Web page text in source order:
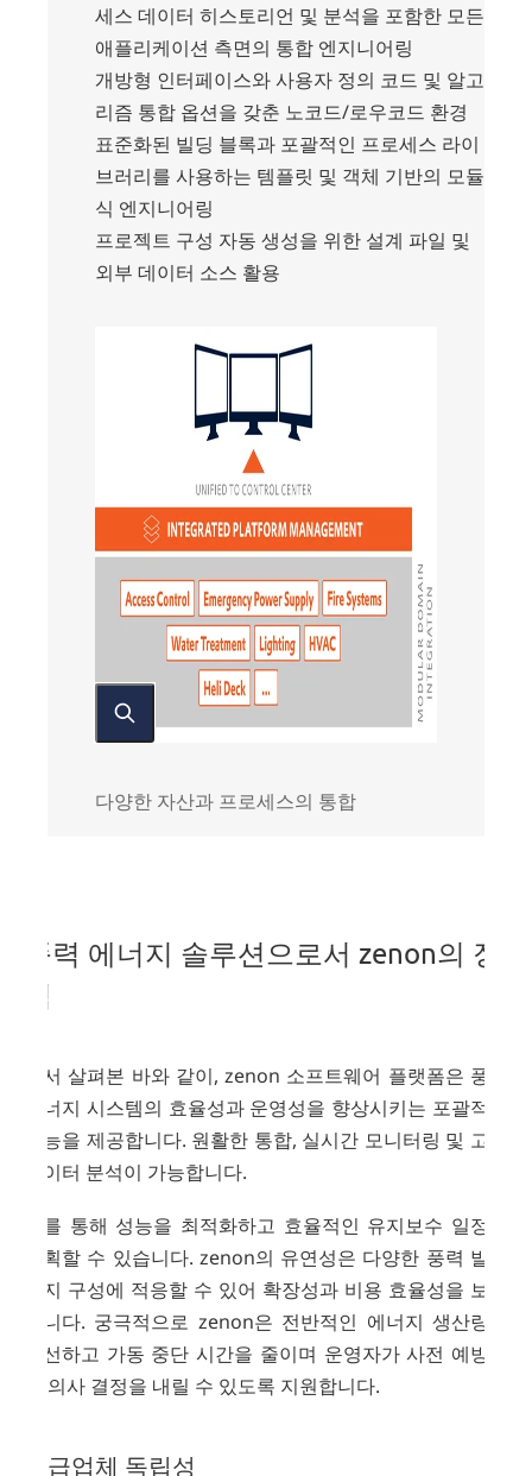
세스 데이터 히스토리언 및 분석을 포함한 모든
애플리케이션 측면의 통합 엔지니어링
개방형 인터페이스와 사용자 정의 코드 및 알고
리즘 통합 옵션을 갖춘 노코드/로우코드 환경
표준화된 빌딩 블록과 포괄적인 프로세스 라이
브러리를 사용하는 템플릿 및 객체 기반의 모듈
식 엔지니어링
프로젝트 구성 자동 생성을 위한 설계 파일 및
외부 데이터 소스 활용
다양한 자산과 프로세스의 통합
택
풍력 에너지 솔루션으로서 zenon의 장
점
앞서 살펴본 바와 같이, zenon 소프트웨어 플랫폼은 풍력
에너지 시스템의 효율성과 운영성을 향상시키는 포괄적인
기능을 제공합니다. 원활한 통합, 실시간 모니터링 및 고급
데이터 분석이 가능합니다.
이를 통해 성능을 최적화하고 효율적인 유지보수 일정을
계획할 수 있습니다. zenon의 유연성은 다양한 풍력 발전
단지 구성에 적응할 수 있어 확장성과 비용 효율성을 보장
합니다. 궁극적으로 zenon은 전반적인 에너지 생산량을
개선하고 가동 중단 시간을 줄이며 운영자가 사전 예방적
인 의사 결정을 내릴 수 있도록 지원합니다.
공급업체 독립성